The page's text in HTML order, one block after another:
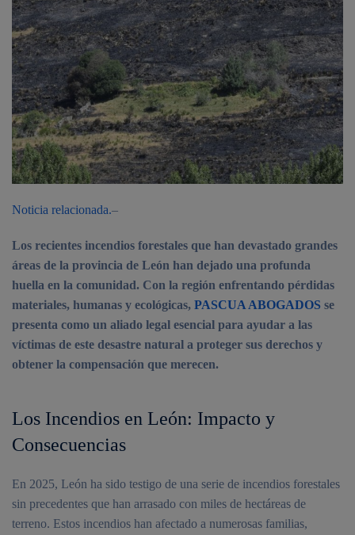
Noticia relacionada.–
Los recientes incendios forestales que han devastado grandes
áreas de la provincia de León han dejado una profunda
huella en la comunidad. Con la región enfrentando pérdidas
materiales, humanas y ecológicas, PASCUA ABOGADOS se
presenta como un aliado legal esencial para ayudar a las
víctimas de este desastre natural a proteger sus derechos y
obtener la compensación que merecen.
Los Incendios en León: Impacto y
Consecuencias
En 2025, León ha sido testigo de una serie de incendios forestales
sin precedentes que han arrasado con miles de hectáreas de
terreno. Estos incendios han afectado a numerosas familias,